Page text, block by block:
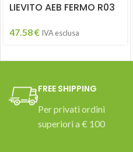
LIEVITO AEB FERMO R03
47.58€ IVA esclusa
FREE SHIPPING
Per privati ordini
superiori a € 100